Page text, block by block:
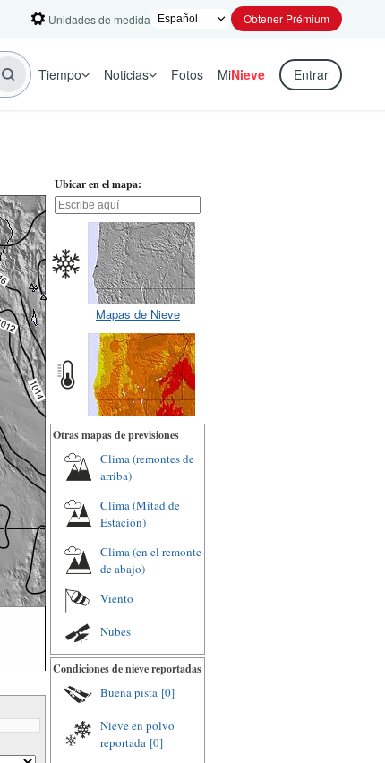
Unidades de medida Obtener Prémium
Tiempo Noticias Fotos MiNieve Entrar
Ubicar en el mapa:
Mapas de Nieve
Otras mapas de previsiones
Clima (remontes de
arriba)
Clima (Mitad de
Estación)
Clima (en el remonte
de abajo)
Viento
Nubes
Condiciones de nieve reportadas
Buena pista [0]
Nieve en polvo
reportada [0]